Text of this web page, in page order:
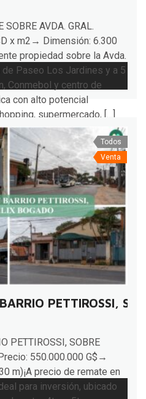
SOBRE AVDA. GRAL.
x m2→ Dimensión: 6.300
propiedad sobre la Avda.
de Paseo Los Jardines y a 5
Conmebol y centro de
con alto potencial
supermercado, […]
Todos
Venta
PETTIROSSI,
PETTIROSSI, SOBRE
550.000.000 G$→
m)¡A precio de remate en
para inversión, ubicado